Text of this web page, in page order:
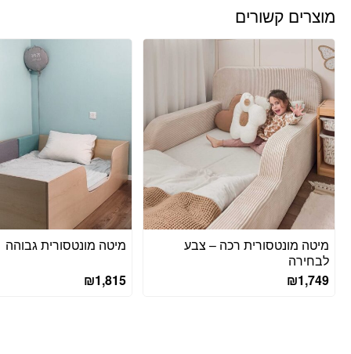
מוצרים קשורים
מיטה מונטסורית רכה – צבע
לבחירה
₪1,749
מיטה מונטסורית גבוהה
₪1,815